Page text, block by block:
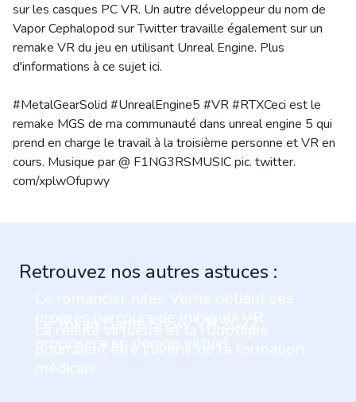
sur les casques PC VR. Un autre développeur du nom de
Vapor Cephalopod sur Twitter travaille également sur un
remake VR du jeu en utilisant Unreal Engine. Plus
d'informations à ce sujet ici.
#MetalGearSolid #UnrealEngine5 #VR #RTXCeci est le
remake MGS de ma communauté dans unreal engine 5 qui
prend en charge le travail à la troisième personne et VR en
cours. Musique par @ F1NG3RSMUSIC pic. twitter.
com/xplwOfupwy
Retrouvez nos autres astuces :